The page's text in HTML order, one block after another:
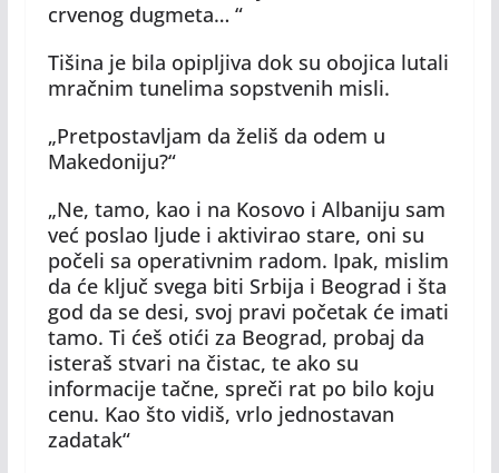
crvenog dugmeta… “
Tišina je bila opipljiva dok su obojica lutali
mračnim tunelima sopstvenih misli.
„Pretpostavljam da želiš da odem u
Makedoniju?“
„Ne, tamo, kao i na Kosovo i Albaniju sam
već poslao ljude i aktivirao stare, oni su
počeli sa operativnim radom. Ipak, mislim
da će ključ svega biti Srbija i Beograd i šta
god da se desi, svoj pravi početak će imati
tamo. Ti ćeš otići za Beograd, probaj da
isteraš stvari na čistac, te ako su
informacije tačne, spreči rat po bilo koju
cenu. Kao što vidiš, vrlo jednostavan
zadatak“